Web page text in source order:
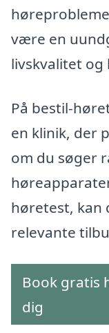
være en
livskvalitet og
På bestil-
en klinik, der
om du søger
høretest, kan
relevante
Book gratis
dig